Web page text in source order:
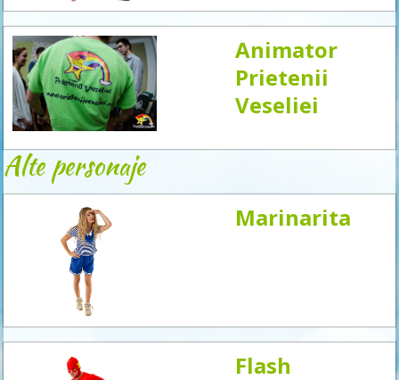
Animator
Prietenii
Veseliei
Alte personaje
Marinarita
Flash